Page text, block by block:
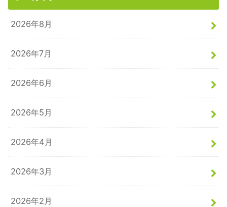
2026年8月
2026年7月
2026年6月
2026年5月
2026年4月
2026年3月
2026年2月